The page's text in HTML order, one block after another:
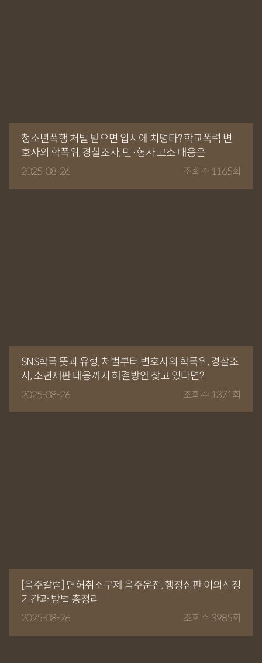
청소년폭행 처벌 받으면 입시에 치명타? 학교폭력 변
호사의 학폭위, 경찰조사, 민·형사 고소 대응은
2025-08-26 조회수 1165회
SNS학폭 뜻과 유형, 처벌부터 변호사의 학폭위, 경찰조
사, 소년재판 대응까지 해결방안 찾고 있다면?
2025-08-26 조회수 1371회
[음주칼럼] 면허취소구제 음주운전, 행정심판 이의신청
기간과 방법 총정리
2025-08-26 조회수 3985회